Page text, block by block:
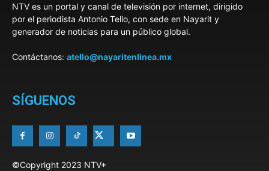
NTV es un portal y canal de televisión por internet, dirigido
por el periodista Antonio Tello, con sede en Nayarit y
generador de noticias para un público global.
Contáctanos: atello@nayaritenlinea.mx
SÍGUENOS
©Copyright 2023 NTV+